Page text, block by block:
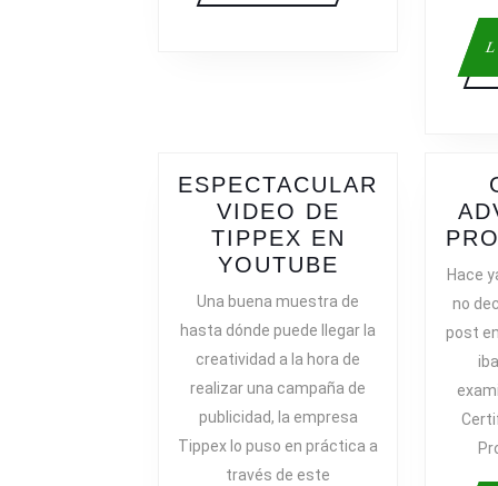
ESPECTACULAR
VIDEO DE
TIPPEX EN
YOUTUBE
VIDEO
TIPPEX
EN
YOUTUBE
Una buena muestra de
hasta dónde puede llegar la
creatividad a la hora de
realizar una campaña de
publicidad, la empresa
Tippex lo puso en práctica a
través de este
Hace
no
post